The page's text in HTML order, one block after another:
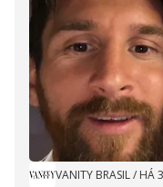
VANITY BRASIL/ HÁ